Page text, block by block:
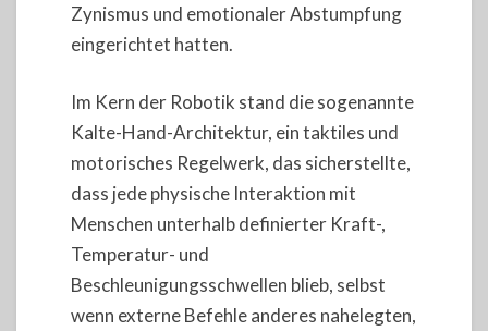
Zynismus und emotionaler Abstumpfung
eingerichtet hatten.
Im Kern der Robotik stand die sogenannte
Kalte-Hand-Architektur, ein taktiles und
motorisches Regelwerk, das sicherstellte,
dass jede physische Interaktion mit
Menschen unterhalb definierter Kraft-,
Temperatur- und
Beschleunigungsschwellen blieb, selbst
wenn externe Befehle anderes nahelegten,